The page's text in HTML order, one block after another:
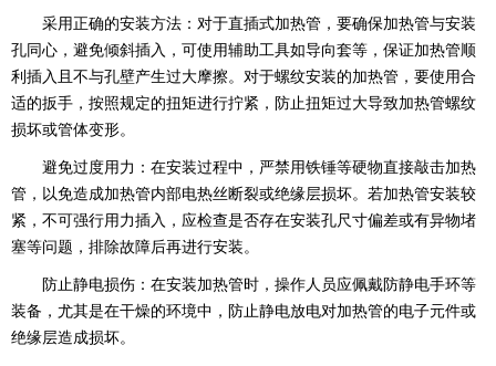
采用正确的安装方法：对于直插式加热管，要确保加热管与安装
孔同心，避免倾斜插入，可使用辅助工具如导向套等，保证加热管顺
利插入且不与孔壁产生过大摩擦。对于螺纹安装的加热管，要使用合
适的扳手，按照规定的扭矩进行拧紧，防止扭矩过大导致加热管螺纹
损坏或管体变形。
避免过度用力：在安装过程中，严禁用铁锤等硬物直接敲击加热
管，以免造成加热管内部电热丝断裂或绝缘层损坏。若加热管安装较
紧，不可强行用力插入，应检查是否存在安装孔尺寸偏差或有异物堵
塞等问题，排除故障后再进行安装。
防止静电损伤：在安装加热管时，操作人员应佩戴防静电手环等
装备，尤其是在干燥的环境中，防止静电放电对加热管的电子元件或
绝缘层造成损坏。